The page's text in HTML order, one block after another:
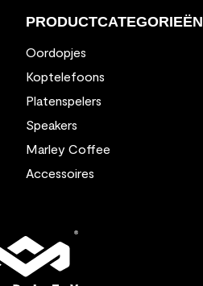
PRODUCTCATEGORIEËN
Oordopjes
Koptelefoons
Platenspelers
Speakers
Marley Coffee
Accessoires